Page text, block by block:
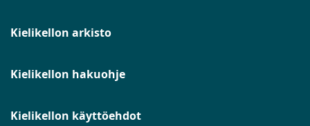
Kielikellon arkisto
Kielikellon hakuohje
Kielikellon käyttöehdot